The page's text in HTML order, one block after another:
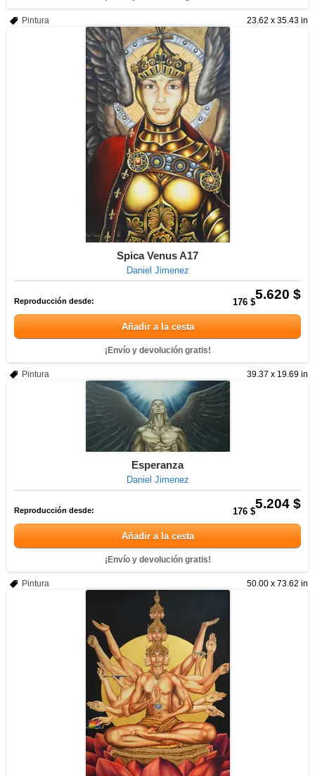
23.62 x 35.43 in
Pintura
Spica Venus A17
Daniel Jimenez
5.620 $
Reproducción desde: 176 $
Añadir a la cesta
¡Envío y devolución gratis!
39.37 x 19.69 in
Pintura
Esperanza
Daniel Jimenez
5.204 $
Reproducción desde: 176 $
Añadir a la cesta
¡Envío y devolución gratis!
50.00 x 73.62 in
Pintura